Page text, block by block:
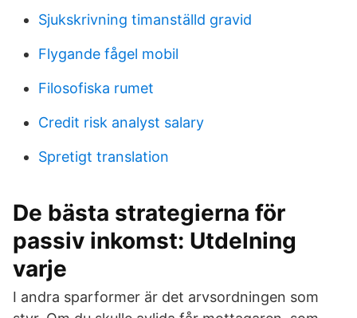
Sjukskrivning timanställd gravid
Flygande fågel mobil
Filosofiska rumet
Credit risk analyst salary
Spretigt translation
De bästa strategierna för
passiv inkomst: Utdelning
varje
I andra sparformer är det arvsordningen som